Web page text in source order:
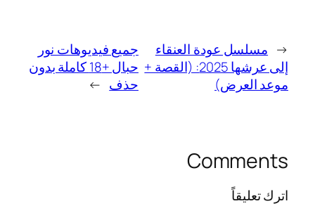
← مسلسل عودة العنقاء
إلى عرشها 2025: (القصة +
موعد العرض)
جميع فيديوهات نور
حبال +18 كاملة بدون
حذف →
Comments
اترك تعليقاً